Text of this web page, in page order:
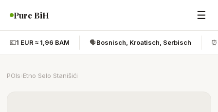
Pure BiH ☰
💶1 EUR ≈ 1,96 BAM 🗣️Bosnisch, Kroatisch, Serbisch ⏰
POIs Etno Selo Stanišići